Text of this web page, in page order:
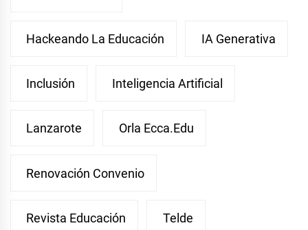
Hackeando La Educación IA Generativa
Inclusión Inteligencia Artificial
Lanzarote Orla Ecca.edu
Renovación Convenio
Revista Educación Telde